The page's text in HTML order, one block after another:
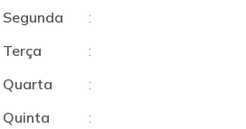
Segunda :
Terça
:
Quarta
:
Quinta
: